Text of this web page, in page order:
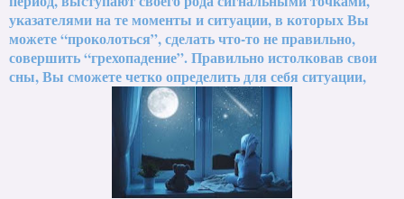
указателями на те моменты и ситуации, в которых Вы
можете “проколоться”, сделать что-то не правильно,
совершить “грехопадение”. Правильно истолковав свои
сны, Вы сможете четко определить для себя ситуации,